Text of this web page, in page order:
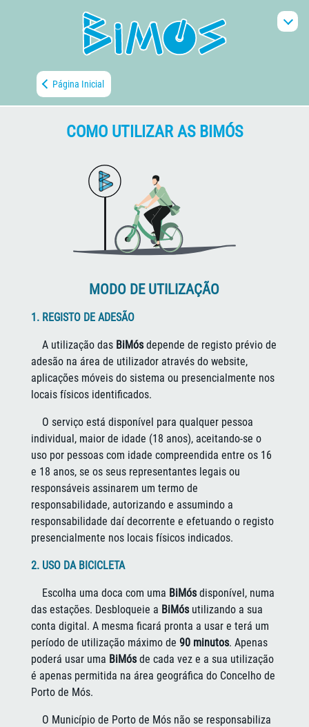
Página Inicial
COMO UTILIZAR AS BIMÓS
MODO DE UTILIZAÇÃO
1. REGISTO DE ADESÃO
A utilização das BiMósdepende de registo prévio de
adesão na área de utilizador através do website,
aplicações móveis do sistema ou presencialmente nos
locais físicos identificados.
O serviço está disponível para qualquer pessoa
individual, maior de idade (18 anos), aceitando-se o
uso por pessoas com idade compreendida entre os 16
e 18 anos, se os seus representantes legais ou
responsáveis assinarem um termo de
responsabilidade, autorizando e assumindo a
responsabilidade daí decorrente e efetuando o registo
presencialmente nos locais físicos indicados.
2. USO DA BICICLETA
Escolha uma doca com uma BiMósdisponível, numa
das estações. Desbloqueie a BiMósutilizando a sua
conta digital. A mesma ficará pronta a usar e terá um
período de utilização máximo de 90 minutos. Apenas
poderá usar uma BiMósde cada vez e a sua utilização
é apenas permitida na área geográfica do Concelho de
Porto de Mós.
O Município de Porto de Mós não se responsabiliza